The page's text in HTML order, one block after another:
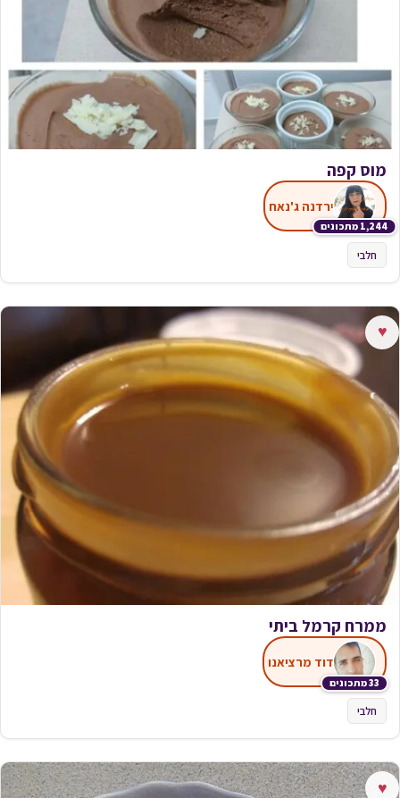
מוס קפה
1,244 מתכונים
ירדנה ג'נאח
חלבי
♥
ממרח קרמל ביתי
33 מתכונים
דוד מרציאנו
חלבי
♥